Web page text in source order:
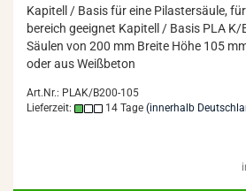
Ka­pi­tell / Basis für eine Pi­las­ter­säu­le,
be­reich ge­eig­net Ka­pi­tell / Basis PLA
Säu­len von 200 mm Brei­te Höhe 105
oder aus Weiß­be­ton
Art.Nr.: PLAK/B200-105
Lieferzeit:
14 Tage (innerhalb